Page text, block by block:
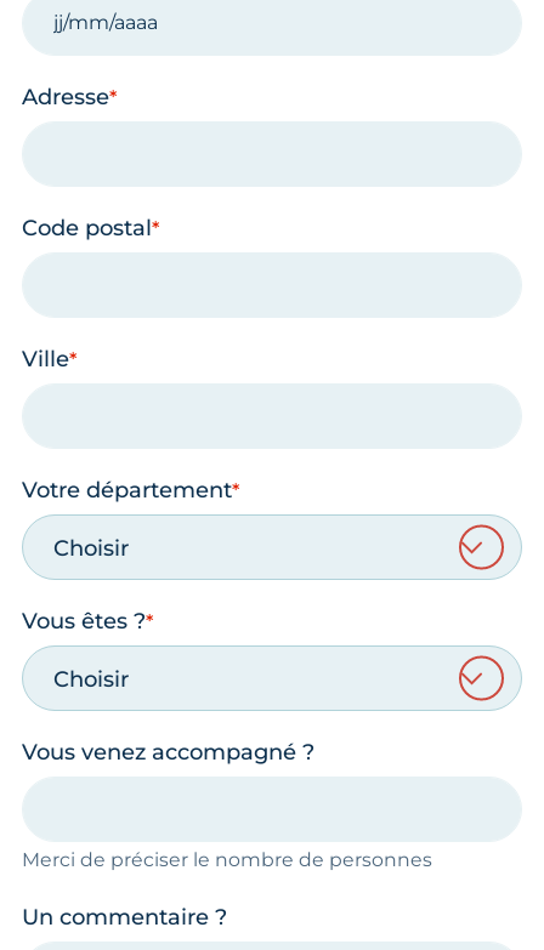
Adresse
Code postal
Ville
Votre département
Choisir
Vous êtes ?
Choisir
Vous venez accompagné ?
Merci de préciser le nombre de personnes
Un commentaire ?